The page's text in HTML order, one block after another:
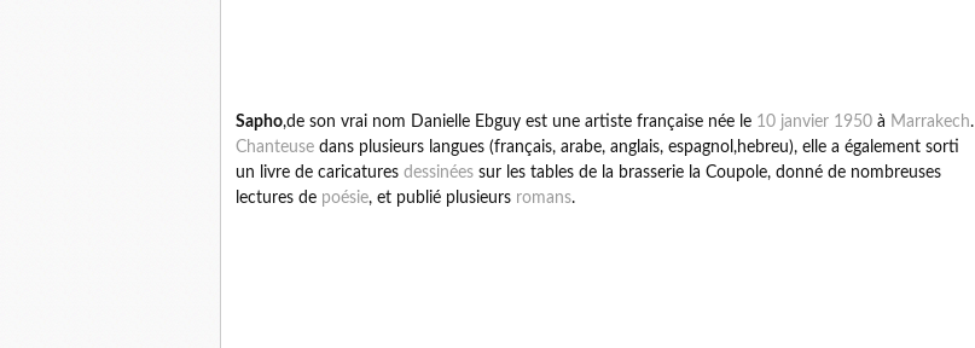
Sapho,de son vrai nom Danielle Ebguy est une artiste française née le 10 janvier 1950 à Marrakech.
Chanteuse dans plusieurs langues (français, arabe, anglais, espagnol,hebreu), elle a également sorti
un livre de caricatures dessinées sur les tables de la brasserie la Coupole, donné de nombreuses
lectures de poésie, et publié plusieurs romans.